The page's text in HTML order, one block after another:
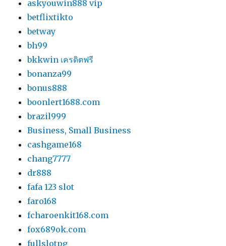
askyouwin888 vip
betflixtikto
betway
bh99
bkkwin เครดิตฟรี
bonanza99
bonus888
boonlert1688.com
brazil999
Business, Small Business
cashgame168
chang7777
dr888
fafa 123 slot
faro168
fcharoenkit168.com
fox689ok.com
fullslotpg